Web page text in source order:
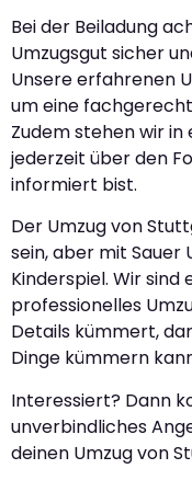
Bei der Beiladung
Umzugsgut sicher
Unsere erfahrenen
um eine
Zudem stehen wir
jederzeit über den
informiert bist.
Der Umzug von
sein, aber mit Sauer
Kinderspiel. Wir sind
professionelles
Details kümmert,
Dinge kümmern
Interessiert? Dann
unverbindliches
deinen Umzug von